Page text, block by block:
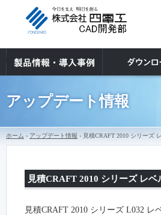
アップデート情報
ホーム › アップデート情報 › 見積CRAFT 2010 シリーズ
見積CRAFT 2010 シリーズ レ
見積CRAFT 2010 シリーズ L032